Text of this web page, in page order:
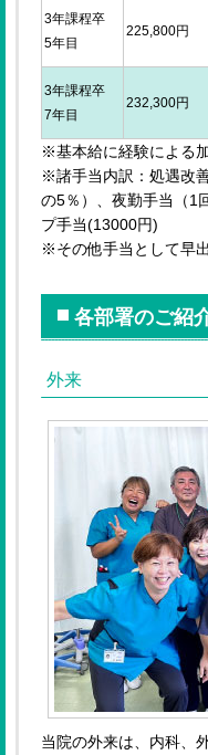
3年課程卒
5年目
225,800円
3年課程卒
7年目
232,300円
※基本給に経験による
※諸手当内訳：処遇改
の5％）、夜勤手当（1
プ手当(13000円)
※その他手当として早
各部署のご紹
外来
当院の外来は、内科、